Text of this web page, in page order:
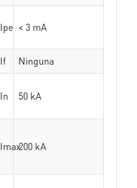
Ipe < 3 mA
If
Ninguna
In 50 kA
Imax200 kA